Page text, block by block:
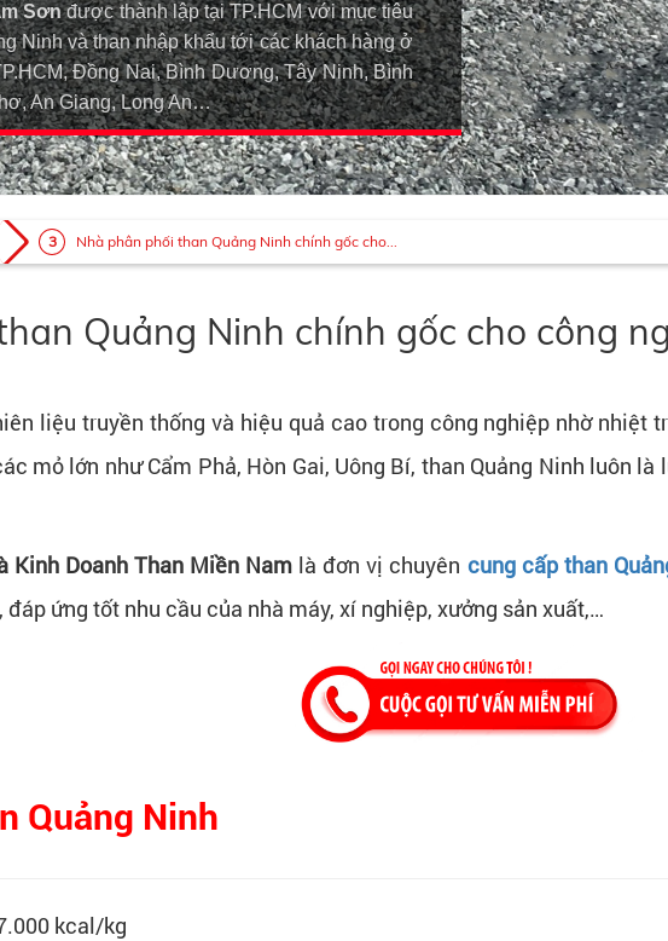
Sơnđược thành lập tại TP.HCM với mục tiêu
Ninh và than nhập khẩu tới các khách hàng ở
Đồng Nai, Bình Dương, Tây Ninh, Bình
An Giang, Long An…
Nhà phân phối than Quảng Ninh chính gốc cho...
Quảng Ninh chính gốc cho công
liệu truyền thống và hiệu quả cao trong công nghiệp nhờ nhiệt
mỏ lớn như Cẩm Phả, Hòn Gai, Uông Bí, than Quảng Ninh luôn
Kinh Doanh Than Miền Nam là đơn vị chuyên cung cấp than
ứng tốt nhu cầu của nhà máy, xí nghiệp, xưởng sản xuất,…
Quảng Ninh
kcal/kg